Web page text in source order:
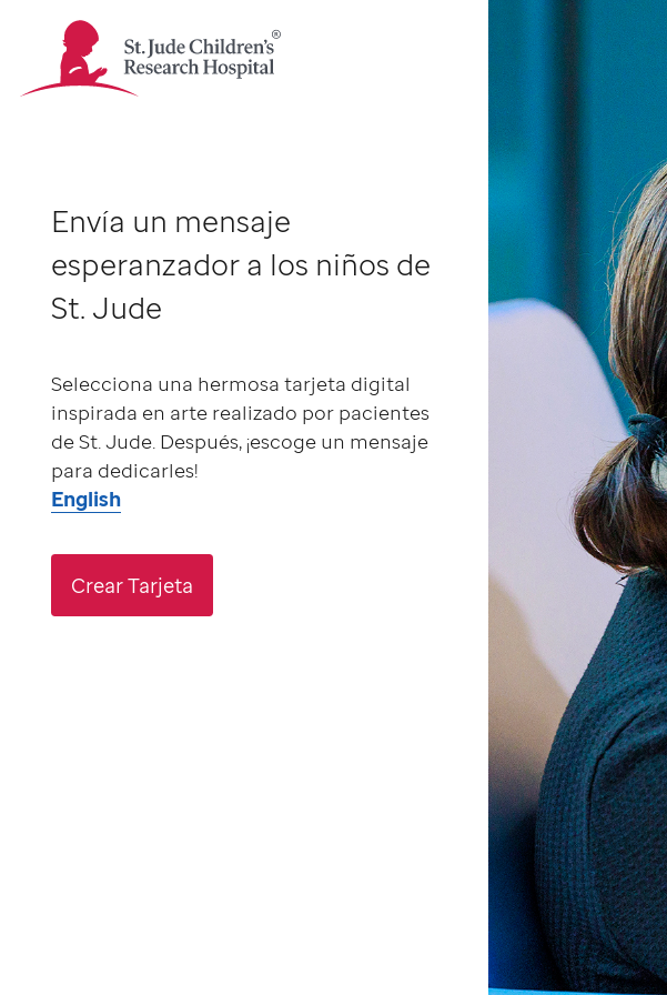
Jude
Children's
Página
Envía un mensaje
esperanzador a los niños de
St. Jude
Selecciona una hermosa tarjeta digital
inspirada en arte realizado por pacientes
de St. Jude. Después, ¡escoge un mensaje
para dedicarles!
English
Crear Tarjeta